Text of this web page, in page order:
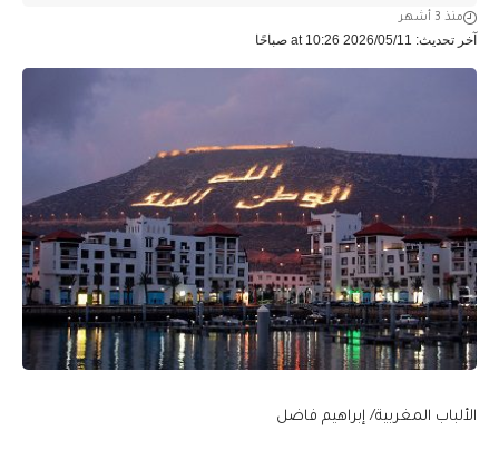
آخر تحديث: 2026/05/11 at 10:26 صباحًا
منذ 3 أشهر
الألباب المغربية/ إبراهيم فاضل